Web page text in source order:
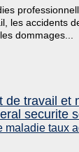
les accidents
dommages...
de travail et
securite
maladie taux